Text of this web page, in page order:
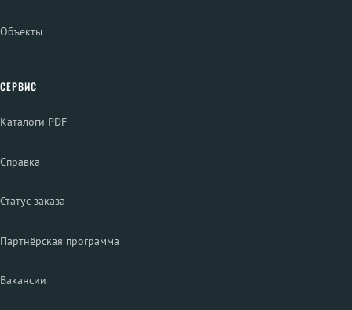
Объекты
СЕРВИС
Каталоги PDF
Справка
Статус заказа
Партнёрская программа
Вакансии